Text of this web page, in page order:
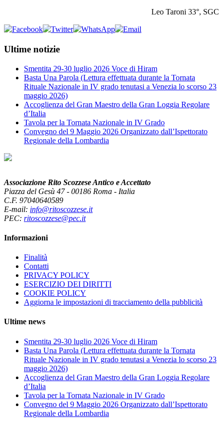
Leo Taroni 33°, SGC
Ultime notizie
Smentita 29-30 luglio 2026 Voce di Hiram
Basta Una Parola (Lettura effettuata durante la Tornata
Rituale Nazionale in IV grado tenutasi a Venezia lo scorso 23
maggio 2026)
Accoglienza del Gran Maestro della Gran Loggia Regolare
d’Italia
Tavola per la Tornata Nazionale in IV Grado
Convegno del 9 Maggio 2026 Organizzato dall’Ispettorato
Regionale della Lombardia
Associazione Rito Scozzese Antico e Accettato
Piazza del Gesù 47 - 00186 Roma - Italia
C.F. 97040640589
E-mail: info@ritoscozzese.it
PEC: ritoscozzese@pec.it
Informazioni
Finalità
Contatti
PRIVACY POLICY
ESERCIZIO DEI DIRITTI
COOKIE POLICY
Aggiorna le impostazioni di tracciamento della pubblicità
Ultime news
Smentita 29-30 luglio 2026 Voce di Hiram
Basta Una Parola (Lettura effettuata durante la Tornata
Rituale Nazionale in IV grado tenutasi a Venezia lo scorso 23
maggio 2026)
Accoglienza del Gran Maestro della Gran Loggia Regolare
d’Italia
Tavola per la Tornata Nazionale in IV Grado
Convegno del 9 Maggio 2026 Organizzato dall’Ispettorato
Regionale della Lombardia